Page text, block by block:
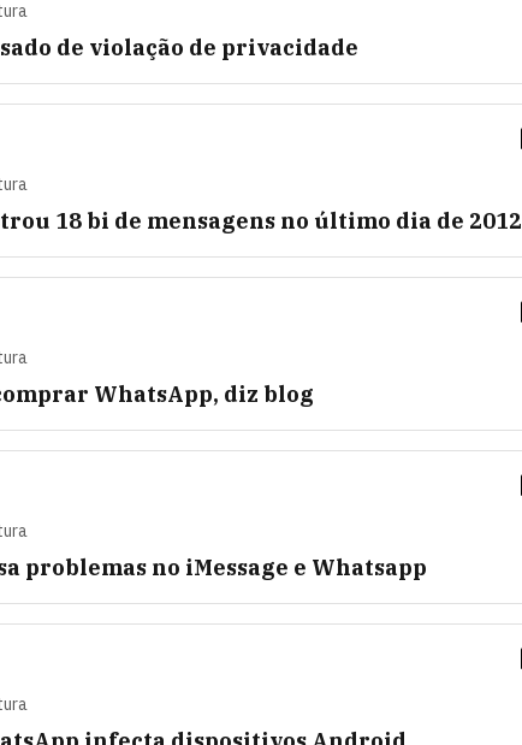
de violação de privacidade
18 bi de mensagens no último dia de 2012
WhatsApp, diz blog
problemas no iMessage e Whatsapp